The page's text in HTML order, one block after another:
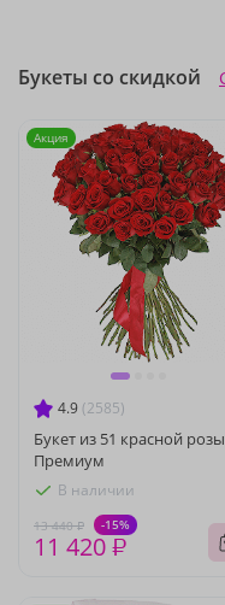
Букеты со скидкой
4.9 (2585)
Букет из 51 красной розы
Премиум
В наличии
13 440 ₽ -15%
11 420 ₽
Акция